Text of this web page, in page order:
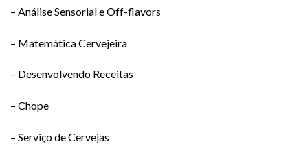
– Análise Sensorial e Off-flavors
– Matemática Cervejeira
– Desenvolvendo Receitas
– Chope
– Serviço de Cervejas